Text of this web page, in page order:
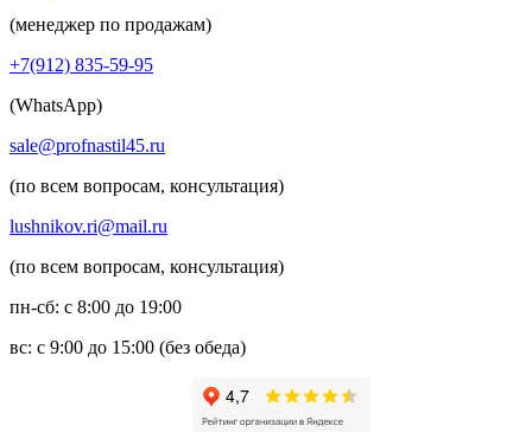
(менеджер по продажам)
+7(912) 835-59-95
(WhatsApp)
sale@profnastil45.ru
(по всем вопросам, консультация)
lushnikov.ri@mail.ru
(по всем вопросам, консультация)
пн-сб: с 8:00 до 19:00
вс: с 9:00 до 15:00 (без обеда)